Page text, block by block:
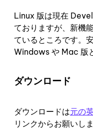
Linux 版は現在
ておりますが、新機
ているところです。
Windows や Mac 版
ダウンロード
ダウンロードは元の
リンクからお願いしま